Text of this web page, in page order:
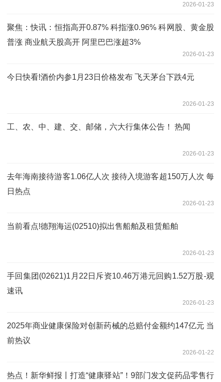
2026-01-23
聚焦：快讯：恒指高开0.87% 科指涨0.96% 科网股、黄金股
普涨 商业航天股高开 阿里巴巴涨超3%
2026-01-23
今日快看!酒价内参1月23日价格发布 飞天茅台下跌4元
2026-01-23
工、农、中、建、交、邮储，六大行集体公告！ 热闻
2026-01-23
去年海南接待游客1.06亿人次 接待入境游客超150万人次 每
日热点
2026-01-23
当前看点!德翔海运(02510)拟出售船舶及租赁船舶
2026-01-23
手回集团(02621)1月22日斥资10.46万港元回购1.52万股-观
速讯
2026-01-23
2025年商业健康保险对创新药械的总赔付金额约147亿元 当
前热议
2026-01-22
热点！新华鲜报丨打造“健康驿站”！9部门发文促药品零售行